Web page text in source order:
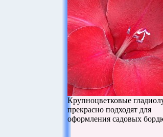
Крупноцветковые
прекрасно подходят для
оформления садовых